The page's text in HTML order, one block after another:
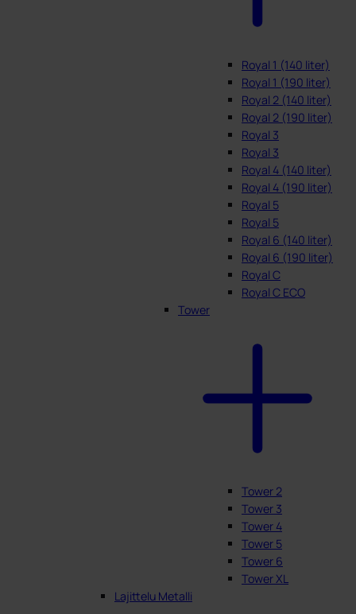
Royal 1 (140 liter)
Royal 1 (190 liter)
Royal 2 (140 liter)
Royal 2 (190 liter)
Royal 3
Royal 3
Royal 4 (140 liter)
Royal 4 (190 liter)
Royal 5
Royal 5
Royal 6 (140 liter)
Royal 6 (190 liter)
Royal C
Royal C ECO
Tower
Tower 2
Tower 3
Tower 4
Tower 5
Tower 6
Tower XL
Lajittelu Metalli